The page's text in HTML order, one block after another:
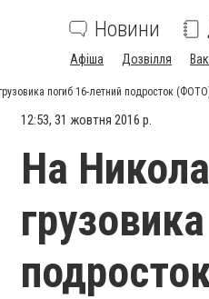
Новини
Афіша Дозвілля
погиб 16-летний подросток
12:53, 31 жовтня 2016 р.
На